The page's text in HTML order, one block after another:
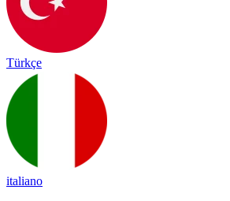
Türkçe
italiano